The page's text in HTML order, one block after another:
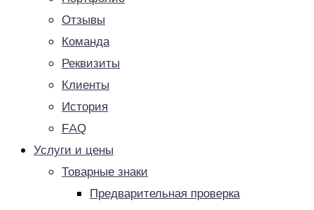
Отзывы
Команда
Реквизиты
Клиенты
История
FAQ
Услуги и цены
Товарные знаки
Предварительная проверка